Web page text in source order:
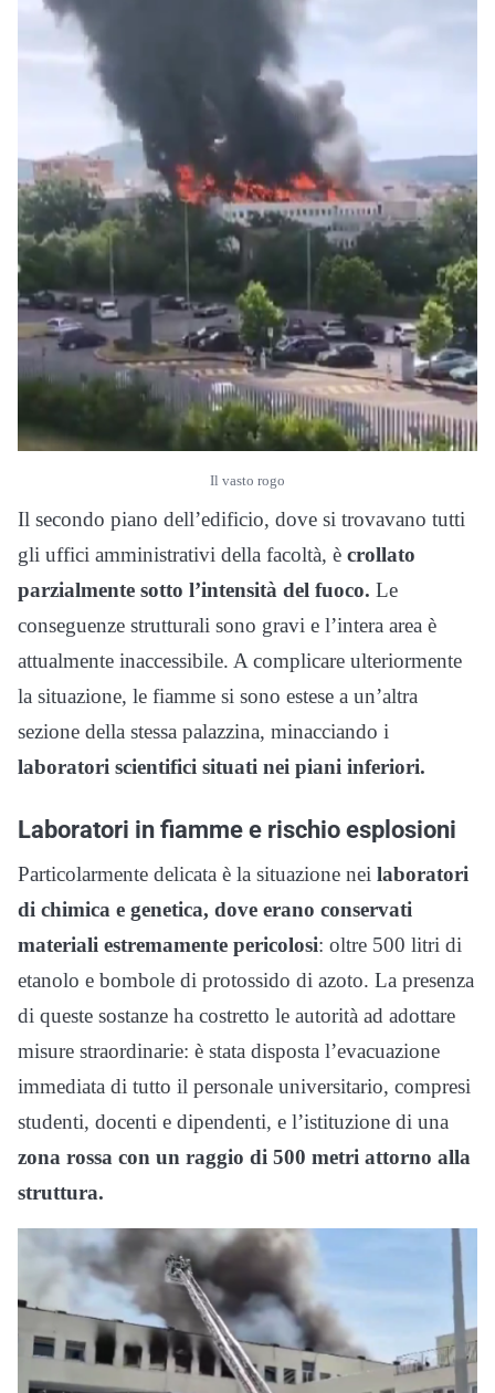
Il vasto rogo
Il secondo piano dell’edificio, dove si trovavano tutti
gli uffici amministrativi della facoltà, è crollato
parzialmente sotto l’intensità del fuoco. Le
conseguenze strutturali sono gravi e l’intera area è
attualmente inaccessibile. A complicare ulteriormente
la situazione, le fiamme si sono estese a un’altra
sezione della stessa palazzina, minacciando i
laboratori scientifici situati nei piani inferiori.
Laboratori in fiamme e rischio esplosioni
Particolarmente delicata è la situazione nei laboratori
di chimica e genetica, dove erano conservati
materiali estremamente pericolosi: oltre 500 litri di
etanolo e bombole di protossido di azoto. La presenza
di queste sostanze ha costretto le autorità ad adottare
misure straordinarie: è stata disposta l’evacuazione
immediata di tutto il personale universitario, compresi
studenti, docenti e dipendenti, e l’istituzione di una
zona rossa con un raggio di 500 metri attorno alla
struttura.